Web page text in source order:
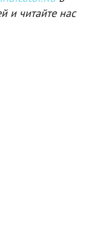
и читайте нас